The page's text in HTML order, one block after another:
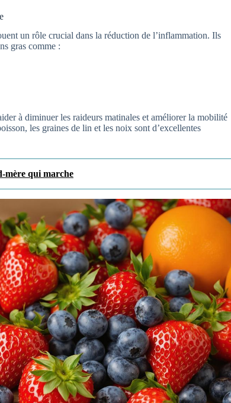
un rôle crucial dans la réduction de l’inflammation. Ils
gras comme :
à diminuer les raideurs matinales et améliorer la mobilité
les graines de lin et les noix sont d’excellentes
mère qui marche